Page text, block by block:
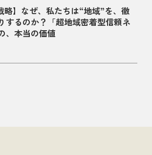
略】なぜ、私たちは“地域”を、徹
するのか？「超地域密着型信頼ネ
、本当の価値